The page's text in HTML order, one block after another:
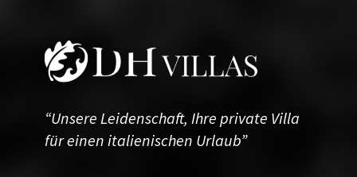
“Unsere Leidenschaft, Ihre private Villa
für einen italienischen Urlaub”